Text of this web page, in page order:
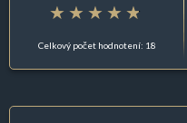
Celkový počet hodnotení: 18